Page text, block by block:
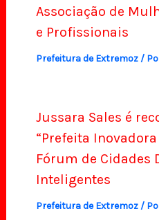
Associação de
e Profissionais
Prefeitura de Extremoz/
Jussara Sales é
“Prefeita
Fórum de Cidades
Inteligentes
Prefeitura de Extremoz/